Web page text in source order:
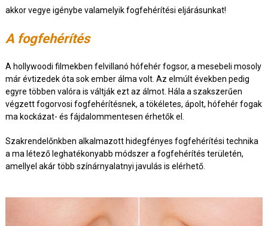
akkor vegye igénybe valamelyik fogfehérítési eljárásunkat!
A fogfehérítés
A hollywoodi filmekben felvillanó hófehér fogsor, a mesebeli mosoly
már évtizedek óta sok ember álma volt. Az elmúlt években pedig
egyre többen valóra is váltják ezt az álmot. Hála a szakszerűen
végzett fogorvosi fogfehérítésnek, a tökéletes, ápolt, hófehér fogak
ma kockázat- és fájdalommentesen érhetők el.
Szakrendelőnkben alkalmazott hidegfényes fogfehérítési technika
a ma létező leghatékonyabb módszer a fogfehérítés területén,
amellyel akár több színárnyalatnyi javulás is elérhető.